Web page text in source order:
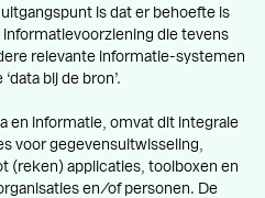
is dat er behoefte is
die tevens
relevante informatie-systemen
bij de bron’.
en informatie, omvat dit integrale
voor gegevensuitwisseling,
(reken) applicaties, toolboxen en
en/of personen. De